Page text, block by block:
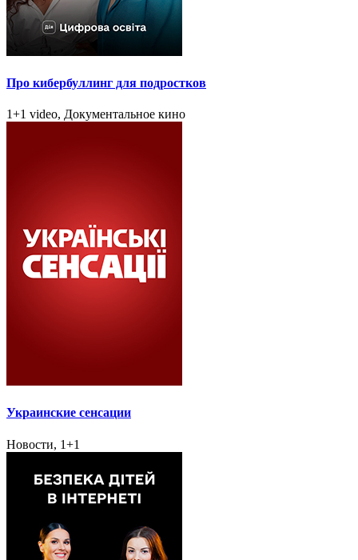
Про кибербуллинг для подростков
1+1 video, Документальное кино
Украинские сенсации
Новости, 1+1